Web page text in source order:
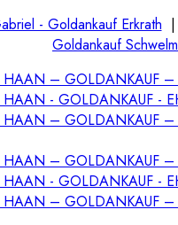
- Goldankauf Erkrath |
Goldankauf Schwelm